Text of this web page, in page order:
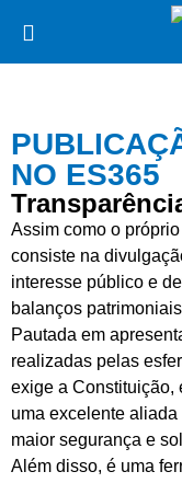
NO ES365
Assim como o
consiste na
interesse público e
balanços
Pautada em
realizadas pelas
exige a Constituição,
uma excelente
maior segurança e
Além disso, é uma